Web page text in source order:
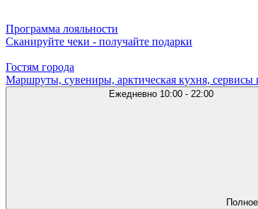
Программа лояльности
Сканируйте чеки - получайте подарки
Гостям города
Маршруты, сувениры, арктическая кухня, сервисы
Ежедневно 10:00 - 22:00